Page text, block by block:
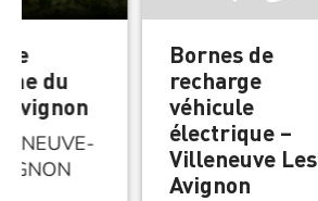
du
Avignon
Bornes de
recharge
véhicule
électrique –
Villeneuve Les
Avignon